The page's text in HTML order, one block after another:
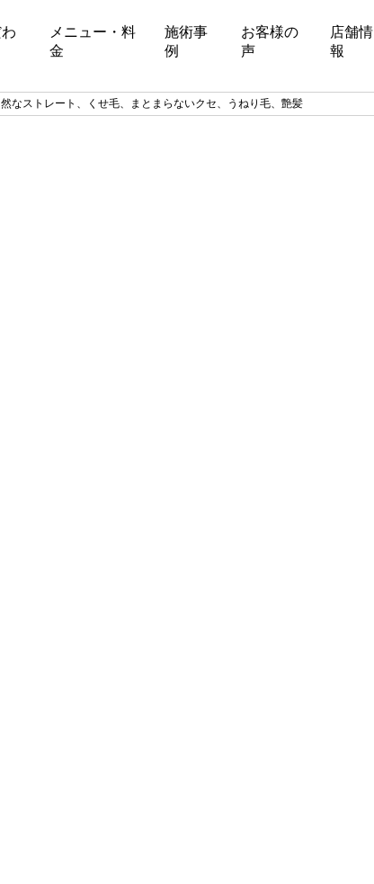
メニュー・料
金
施術事
例
お客様の
声
店舗情
報
なストレート、くせ毛、まとまらないクセ、うねり毛、艶髪